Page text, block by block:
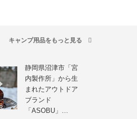
キャンプ用品をもっと見る
静岡県沼津市「宮
内製作所」から生
まれたアウトドア
ブランド
「ASOBU」…